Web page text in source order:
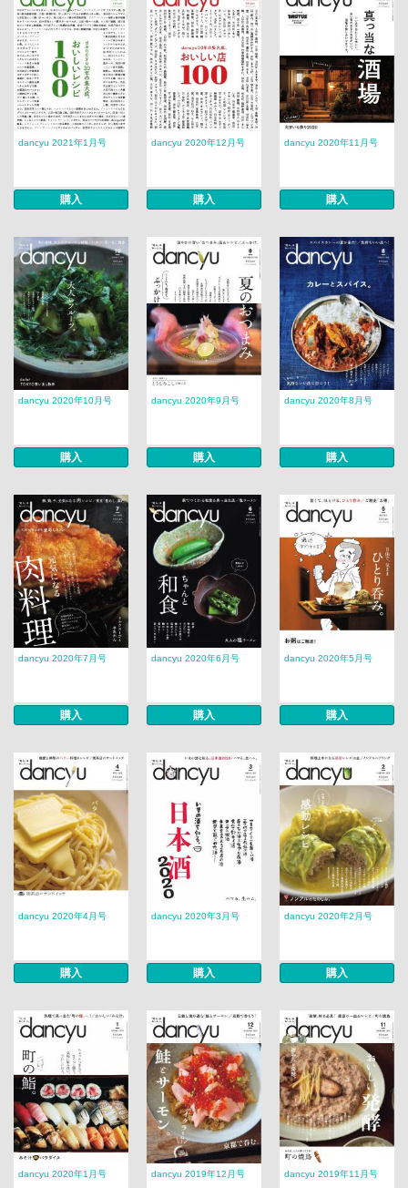
dancyu 2021年1月号
購入
dancyu 2020年12月号
購入
dancyu 2020年11月号
購入
dancyu 2020年10月号
購入
dancyu 2020年9月号
購入
dancyu 2020年8月号
購入
dancyu 2020年7月号
購入
dancyu 2020年6月号
購入
dancyu 2020年5月号
購入
dancyu 2020年4月号
購入
dancyu 2020年3月号
購入
dancyu 2020年2月号
購入
dancyu 2020年1月号 dancyu 2019年12月号 dancyu 2019年11月号